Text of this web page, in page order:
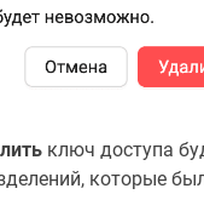
ключ доступа
которые